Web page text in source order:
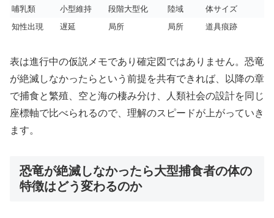
哺乳類 小型維持 段階大型化 陸域
体サイズ
知性出現
遅延 局所 局所 道具痕跡
表は進行中の仮説メモであり確定図ではありません。恐竜
が絶滅しなかったらという前提を共有できれば、以降の章
で捕食と繁殖、空と海の棲み分け、人類社会の設計を同じ
座標軸で比べられるので、理解のスピードが上がっていき
ます。
恐竜が絶滅しなかったら大型捕食者の体の
特徴はどう変わるのか